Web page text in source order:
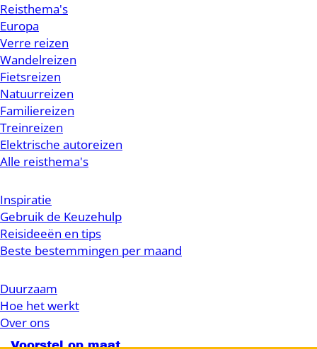
Reisthema's
Europa
Verre reizen
Wandelreizen
Fietsreizen
Natuurreizen
Familiereizen
Treinreizen
Elektrische autoreizen
Alle reisthema's
Inspiratie
Gebruik de Keuzehulp
Reisideeën en tips
Beste bestemmingen per maand
Duurzaam
Hoe het werkt
Over ons
Voorstel op maat